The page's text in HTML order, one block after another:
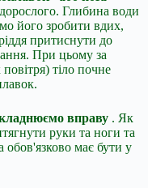
Глибина води
його зробити вдих,
притиснути до
При цьому за
тіло почне
вправу . Як
руки та ноги та
обов'язково має бути у